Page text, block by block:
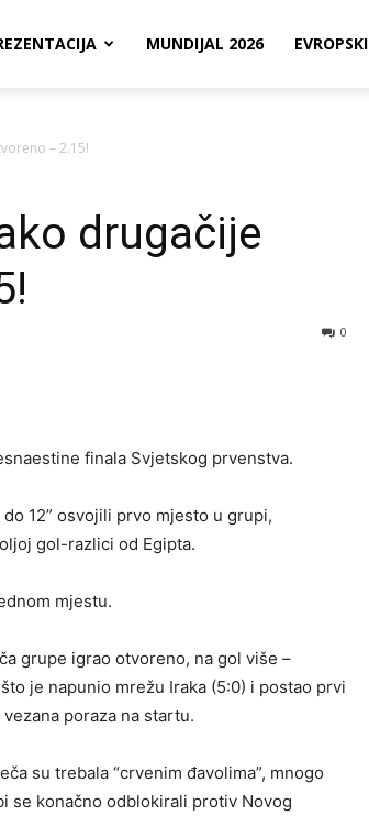
MUNDIJAL 2026 EVROPSKI
– 2.15!
drugačije
0
finala Svjetskog prvenstva.
12” osvojili prvo mjesto u grupi,
gol-razlici od Egipta.
mjestu.
grupe igrao otvoreno, na gol više –
je napunio mrežu Iraka (5:0) i postao prvi
poraza na startu.
su trebala “crvenim đavolima”, mnogo
se konačno odblokirali protiv Novog